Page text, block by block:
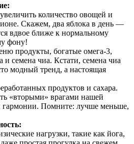
количество овощей и
Скажем, два яблока в день —
вдвое ближе к нормальному
фону!
продукты, богатые омега-3,
и семена чиа. Кстати, семена чиа
модный тренд, а настоящая
продуктов и сахара.
«вторыми» врагами нашей
гармонии. Помните: лучше меньше,
нагрузки, такие как йога,